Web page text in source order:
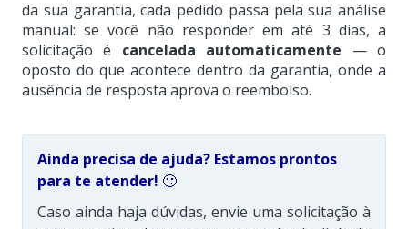
da sua garantia, cada pedido passa pela sua análise
manual: se você não responder em até 3 dias, a
solicitação é cancelada automaticamente — o
oposto do que acontece dentro da garantia, onde a
ausência de resposta aprova o reembolso.
Ainda precisa de ajuda? Estamos prontos
para te atender! 🙂
Caso ainda haja dúvidas, envie uma solicitação à